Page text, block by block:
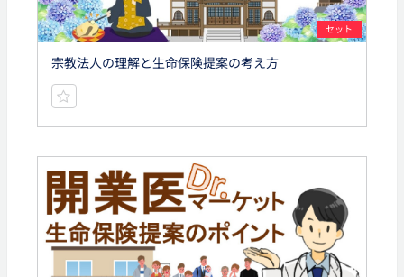
セット
宗教法人の理解と生命保険提案の考え方